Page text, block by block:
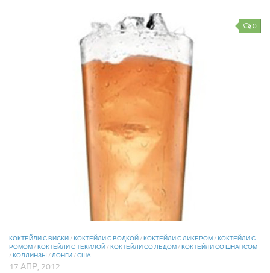
0
КОКТЕЙЛИ С ВИСКИ/КОКТЕЙЛИ С ВОДКОЙ/КОКТЕЙЛИ С ЛИКЕРОМ/КОКТЕЙЛИ С
РОМОМ/КОКТЕЙЛИ С ТЕКИЛОЙ/КОКТЕЙЛИ СО ЛЬДОМ/КОКТЕЙЛИ СО ШНАПСОМ
/КОЛЛИНЗЫ /ЛОНГИ/США
17 АПР, 2012